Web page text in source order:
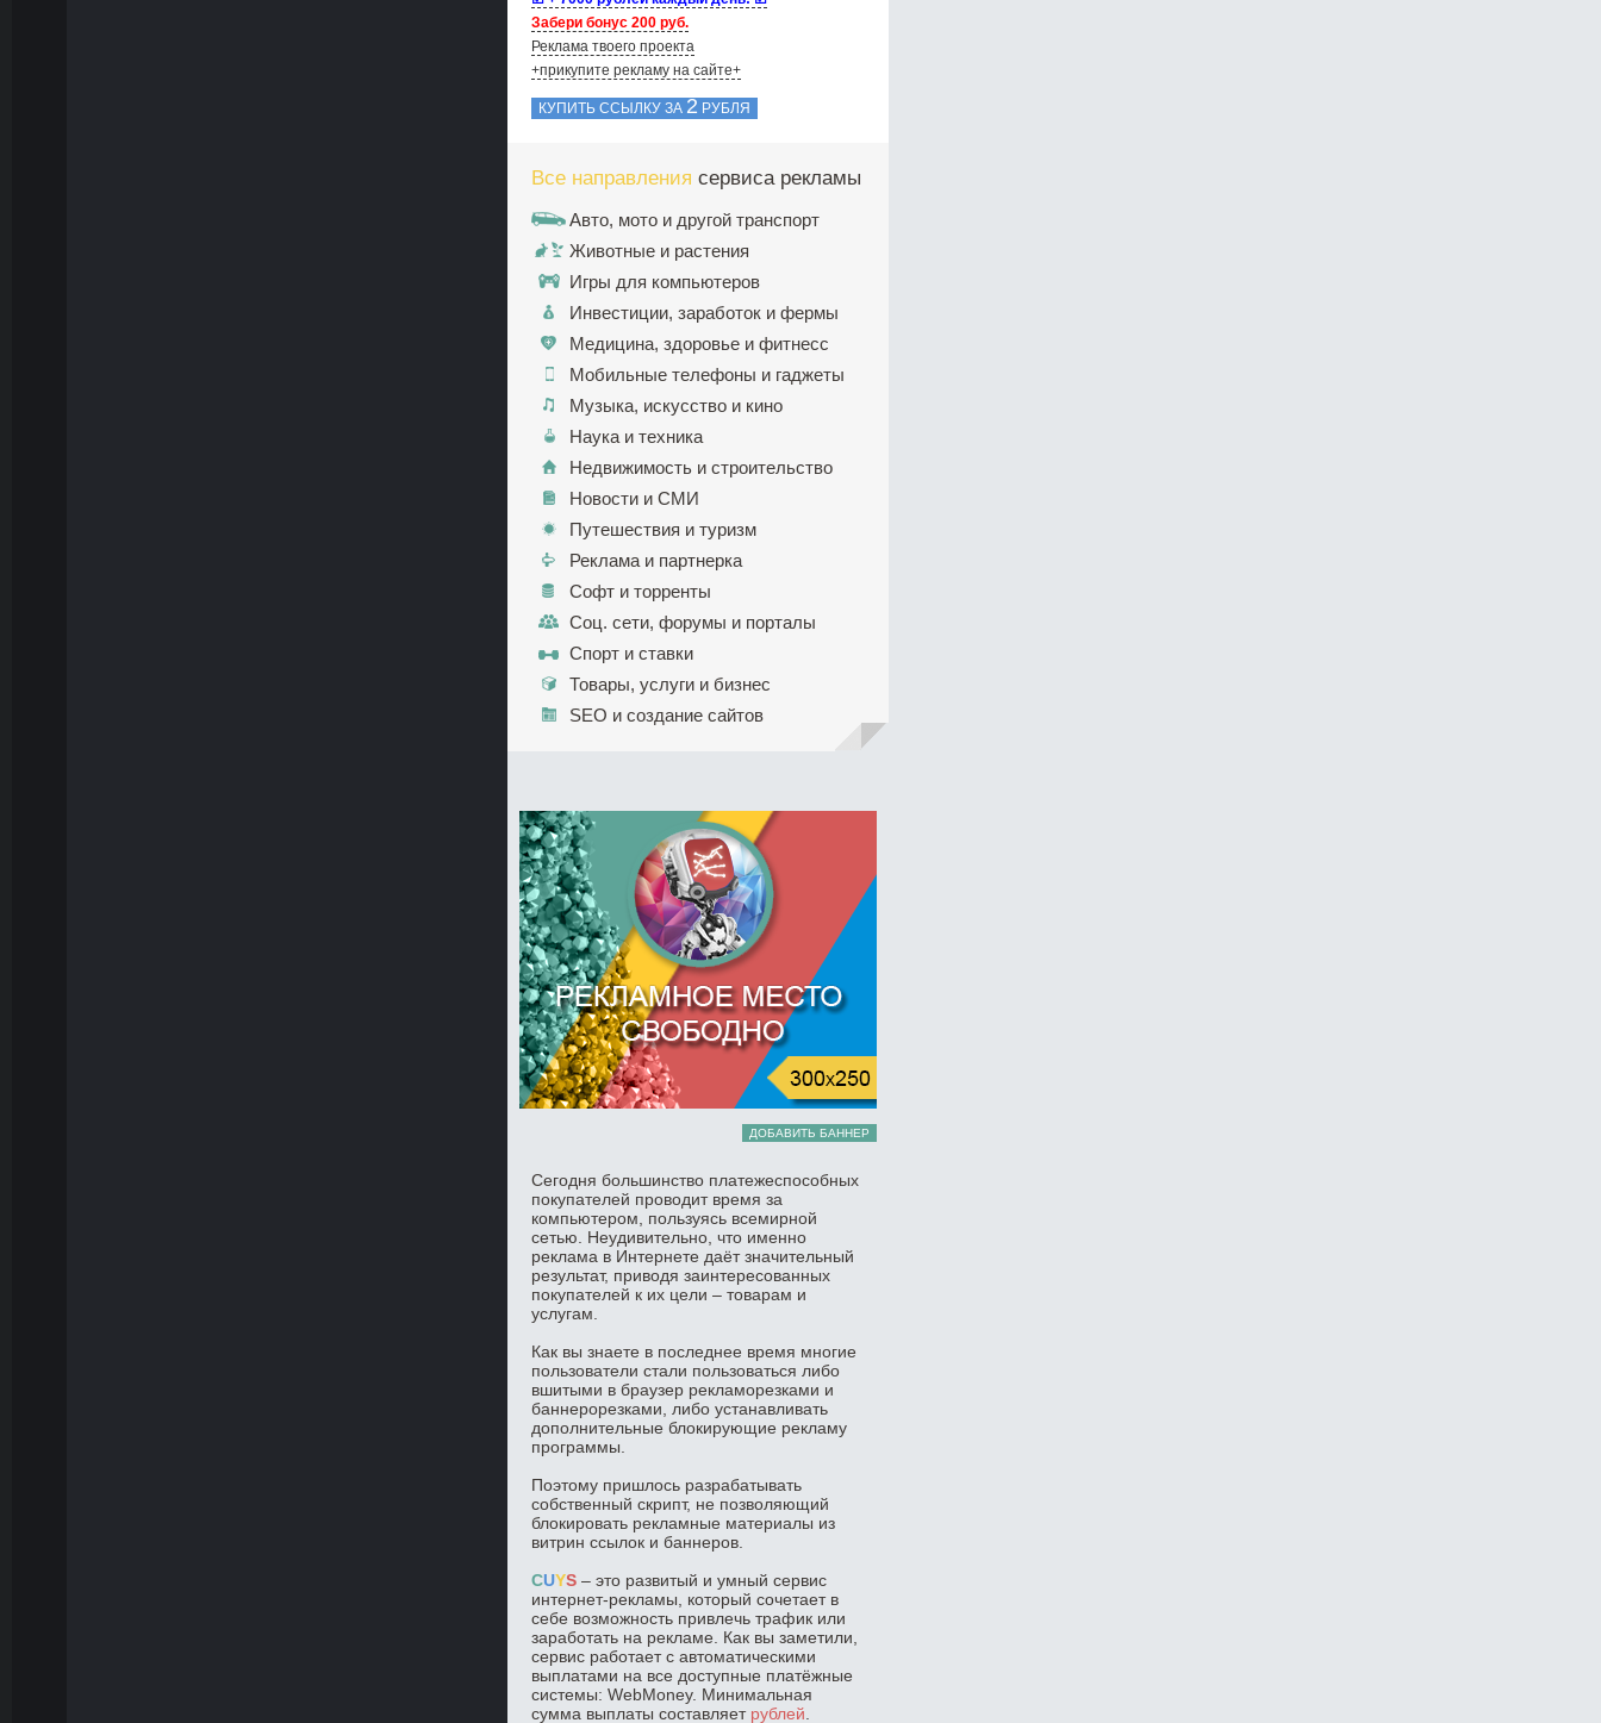
Забери бонус 200 руб.
Реклама твоего проекта
+прикупите рекламу на сайте+
КУПИТЬ ССЫЛКУ ЗА 2 РУБЛЯ
Все направления сервиса рекламы
Авто, мото и другой транспорт
Животные и растения
Игры для компьютеров
Инвестиции, заработок и фермы
Медицина, здоровье и фитнесс
Мобильные телефоны и гаджеты
Музыка, искусство и кино
Наука и техника
Недвижимость и строительство
Новости и СМИ
Путешествия и туризм
Реклама и партнерка
Софт и торренты
Соц. сети, форумы и порталы
Спорт и ставки
Товары, услуги и бизнес
SEO и создание сайтов
ДОБАВИТЬ БАННЕР
Сегодня большинство платежеспособных
покупателей проводит время за
компьютером, пользуясь всемирной
сетью. Неудивительно, что именно
реклама в Интернете даёт значительный
результат, приводя заинтересованных
покупателей к их цели – товарам и
услугам.
Как вы знаете в последнее время многие
пользователи стали пользоваться либо
вшитыми в браузер рекламорезками и
баннерорезками, либо устанавливать
дополнительные блокирующие рекламу
программы.
Поэтому пришлось разрабатывать
собственный скрипт, не позволяющий
блокировать рекламные материалы из
витрин ссылок и баннеров.
CUYS – это развитый и умный сервис
интернет-рекламы, который сочетает в
себе возможность привлечь трафик или
заработать на рекламе. Как вы заметили,
сервис работает с автоматическими
выплатами на все доступные платёжные
системы: WebMoney. Минимальная
сумма выплаты составляет рублей